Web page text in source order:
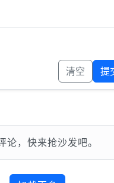
清空 提
论，快来抢沙发吧。